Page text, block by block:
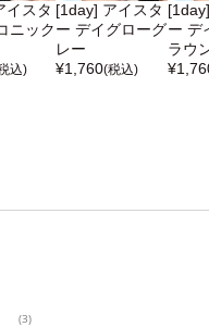
イスタ
ニック
込)
[1day] アイスタ
ー デイグローグ
レー
¥1,760(税込)
ー デ
ラウ
¥
(3)